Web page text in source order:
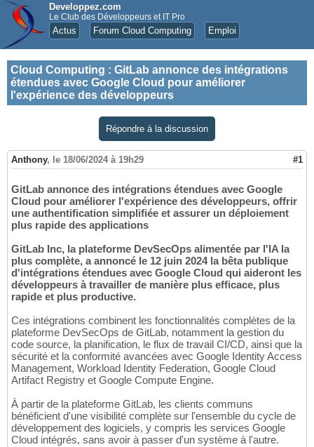
Developpez.com
Le Club des Développeurs et IT Pro
Actus Forum Cloud Computing Emploi
Cloud Computing : GitLab annonce des intégrations
étendues avec Google Cloud pour améliorer
l'expérience des développeurs
Répondre à la discussion
Anthony, le 18/06/2024 à 19h29 #1
GitLab annonce des intégrations étendues avec Google
Cloud pour améliorer l'expérience des développeurs, offrir
une authentification simplifiée et assurer un déploiement
plus rapide des applications
GitLab Inc, la plateforme DevSecOps alimentée par l'IA la
plus complète, a annoncé le 12 juin 2024 la bêta publique
d'intégrations étendues avec Google Cloud qui aideront les
développeurs à travailler de manière plus efficace, plus
rapide et plus productive.
Ces intégrations combinent les fonctionnalités complètes de la
plateforme DevSecOps de GitLab, notamment la gestion du
code source, la planification, le flux de travail CI/CD, ainsi que la
sécurité et la conformité avancées avec Google Identity Access
Management, Workload Identity Federation, Google Cloud
Artifact Registry et Google Compute Engine.
À partir de la plateforme GitLab, les clients communs
bénéficient d'une visibilité complète sur l'ensemble du cycle de
développement des logiciels, y compris les services Google
Cloud intégrés, sans avoir à passer d'un système à l'autre.